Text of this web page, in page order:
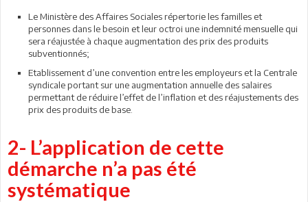
Le Ministère des Affaires Sociales répertorie les familles et
personnes dans le besoin et leur octroi une indemnité mensuelle qui
sera réajustée à chaque augmentation des prix des produits
subventionnés;
Etablissement d’une convention entre les employeurs et la Centrale
syndicale portant sur une augmentation annuelle des salaires
permettant de réduire l’effet de l’inflation et des réajustements des
prix des produits de base.
2- L’application de cette
démarche n’a pas été
systématique